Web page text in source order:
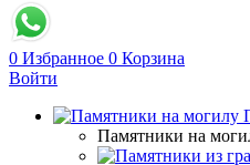
0 Избранное 0 Корзина
Войти
Памятники на